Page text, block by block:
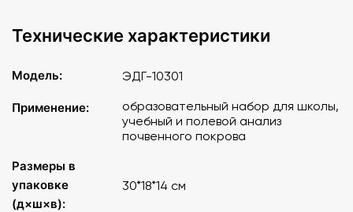
шт., стакан мерный 250 мл – 1 шт., палочки стеклянные –
2 шт., воронка – 1 шт., фильтры обеззоленные "Синяя
руководство по эксплуатации – 1 шт., пластиковый
Изделие является модулем "Комплекта для исследования
чемоданчик, удобный для работы в полевых условиях.
Учебное пособие, входящее в комплект, является
Технические характеристики
Модель: ЭДГ-10301
Применение:
образовательный набор для школы,
учебный и полевой анализ
почвенного покрова
Размеры в
упаковке
(д×ш×в):
30*18*14 см